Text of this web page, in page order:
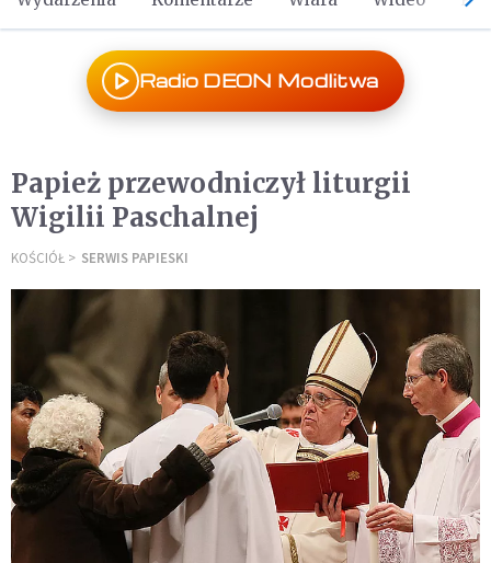
Radio DEON Modlitwa
Papież przewodniczył liturgii
Wigilii Paschalnej
KOŚCIÓŁ SERWIS PAPIESKI